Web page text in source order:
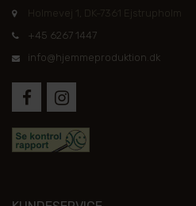
Holmevej 1, DK-7361 Ejstrupholm
+45 6267 1447
info@hjemmeproduktion.dk